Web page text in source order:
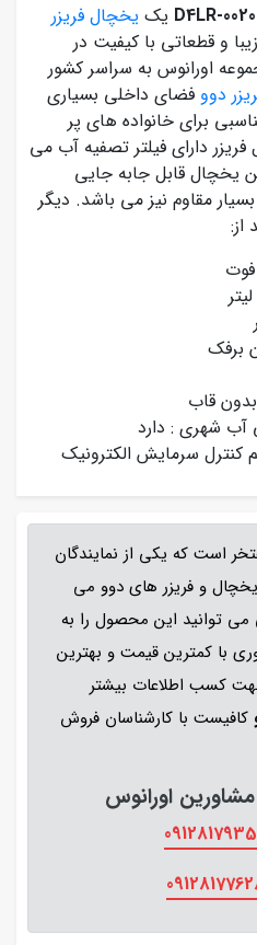
یک یخچال فریزر
و قطعاتی با کیفیت در
اورانوس به سراسر کشور
دوو فضای داخلی بسیاری
برای خانواده های پر
دارای فیلتر تصفیه آب می
یخچال قابل جابه جایی
مقاوم نیز می باشد. دیگر
قاب
آب شهری : دارد
است که یکی از نمایندگان
و فریزر های دوو می
توانید این محصول را به
با کمترین قیمت و بهترین
کسب اطلاعات بیشتر
کافیست با کارشناسان فروش
اورانوس